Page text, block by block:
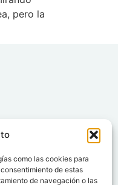
como las cookies para
de estas
de navegación o las
pero la